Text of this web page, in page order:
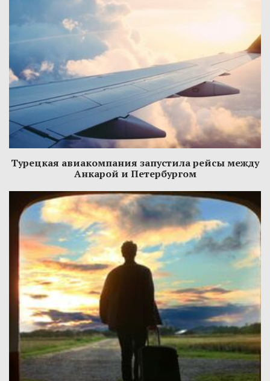
Турецкая авиакомпания запустила рейсы между
Анкарой и Петербургом